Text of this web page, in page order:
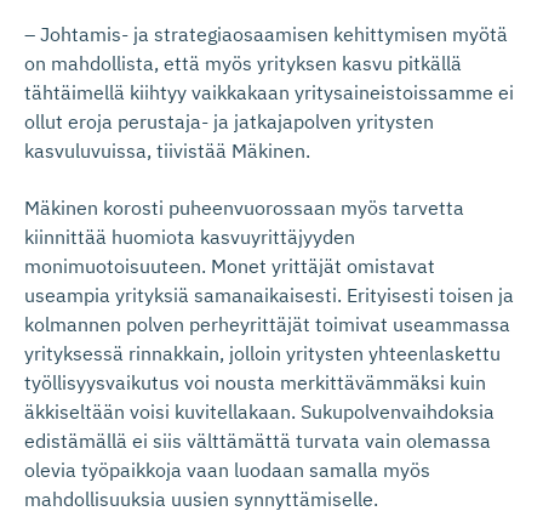
– Johtamis- ja strategiaosaamisen kehittymisen myötä
on mahdollista, että myös yrityksen kasvu pitkällä
tähtäimellä kiihtyy vaikkakaan yritysaineistoissamme ei
ollut eroja perustaja- ja jatkajapolven yritysten
kasvuluvuissa, tiivistää Mäkinen.
Mäkinen korosti puheenvuorossaan myös tarvetta
kiinnittää huomiota kasvuyrittäjyyden
monimuotoisuuteen. Monet yrittäjät omistavat
useampia yrityksiä samanaikaisesti. Erityisesti toisen ja
kolmannen polven perheyrittäjät toimivat useammassa
yrityksessä rinnakkain, jolloin yritysten yhteenlaskettu
työllisyysvaikutus voi nousta merkittävämmäksi kuin
äkkiseltään voisi kuvitellakaan. Sukupolvenvaihdoksia
edistämällä ei siis välttämättä turvata vain olemassa
olevia työpaikkoja vaan luodaan samalla myös
mahdollisuuksia uusien synnyttämiselle.